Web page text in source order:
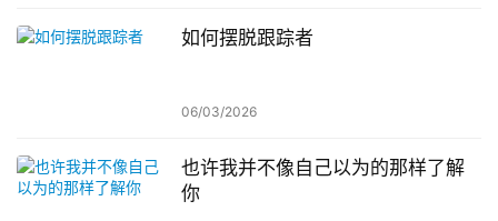
如何摆脱跟踪者
06/03/2026
也许我并不像自己以为的那样了解
你